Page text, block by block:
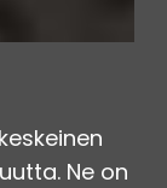
Ne on